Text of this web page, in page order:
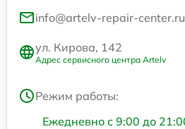
info@artelv-repair-center.ru
ул. Кирова, 142
Адрес сервисного центра Artelv
Режим работы:
Ежедневно с 9:00 до